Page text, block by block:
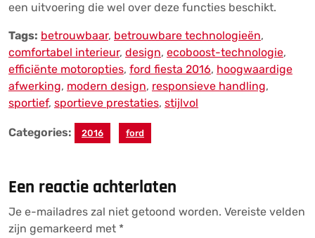
een uitvoering die wel over deze functies beschikt.
Tags: betrouwbaar, betrouwbare technologieën,
comfortabel interieur, design, ecoboost-technologie,
efficiënte motoropties, ford fiesta 2016, hoogwaardige
afwerking, modern design, responsieve handling,
sportief, sportieve prestaties, stijlvol
Categories: 2016 ford
Een reactie achterlaten
Je e-mailadres zal niet getoond worden. Vereiste velden
zijn gemarkeerd met *